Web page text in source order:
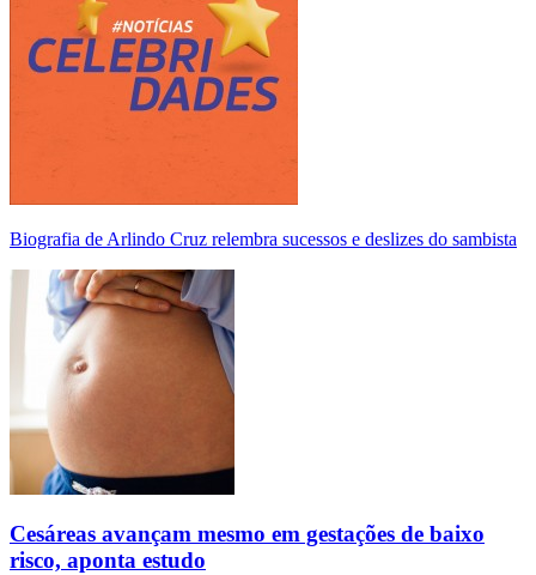
Biografia de Arlindo Cruz relembra sucessos e deslizes do sambista
Cesáreas avançam mesmo em gestações de baixo
risco, aponta estudo